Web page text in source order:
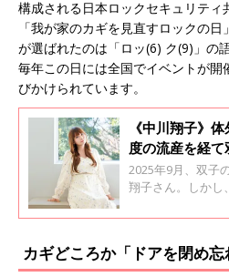
構成される日本ロックセキュリテ
「我が家のカギを見直すロックの
が選ばれたのは「ロッ(6) ク(9)」の
毎年この日には全国でイベントが
びかけられています。
《中川翔子》
度の流産を経
第2章、始まり
2025年9月、双子
翔子さん。しかし
の後すぐに始め
さんが、妊活期
んの妊活振り返り
カギどころか「ドアを閉め忘